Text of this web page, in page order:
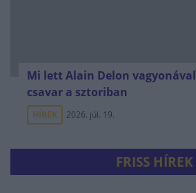
Mi lett Alain Delon
csavar a sztoriban
HÍREK 2026. júl. 19.
FRISS HÍREK